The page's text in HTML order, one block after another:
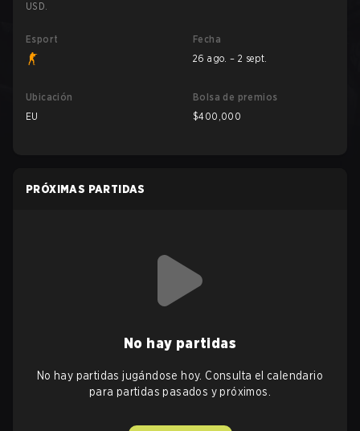
USD.
Esport
Fecha
26 ago. – 2 sept.
Ubicación
EU
Bolsa de premios
$400,000
PRÓXIMAS PARTIDAS
No hay partidas
No hay partidas jugándose hoy. Consulta el calendario
para partidas pasados y próximos.